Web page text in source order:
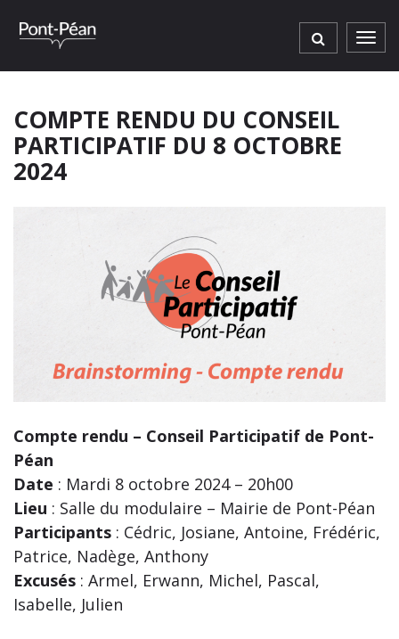
COMPTE RENDU DU CONSEIL
PARTICIPATIF DU 8 OCTOBRE
2024
Compte rendu – Conseil Participatif de Pont-
Péan
Date : Mardi 8 octobre 2024 – 20h00
Lieu : Salle du modulaire – Mairie de Pont-Péan
Participants : Cédric, Josiane, Antoine, Frédéric,
Patrice, Nadège, Anthony
Excusés : Armel, Erwann, Michel, Pascal,
Isabelle, Julien